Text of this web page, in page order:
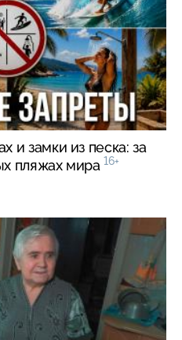
и замки из песка: за
пляжах мира 16+